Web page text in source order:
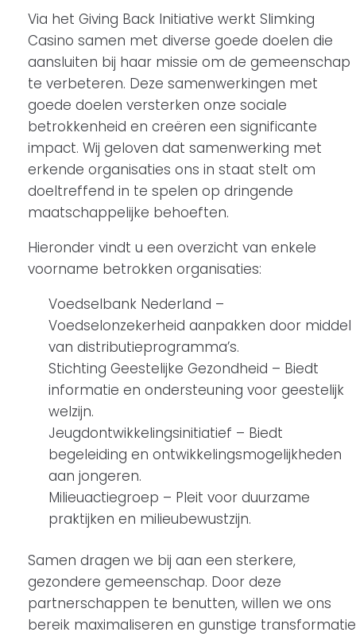
Via het Giving Back Initiative werkt Slimking
Casino samen met diverse goede doelen die
aansluiten bij haar missie om de gemeenschap
te verbeteren. Deze samenwerkingen met
goede doelen versterken onze sociale
betrokkenheid en creëren een significante
impact. Wij geloven dat samenwerking met
erkende organisaties ons in staat stelt om
doeltreffend in te spelen op dringende
maatschappelijke behoeften.
Hieronder vindt u een overzicht van enkele
voorname betrokken organisaties:
Voedselbank Nederland –
Voedselonzekerheid aanpakken door middel
van distributieprogramma’s.
Stichting Geestelijke Gezondheid – Biedt
informatie en ondersteuning voor geestelijk
welzijn.
Jeugdontwikkelingsinitiatief – Biedt
begeleiding en ontwikkelingsmogelijkheden
aan jongeren.
Milieuactiegroep – Pleit voor duurzame
praktijken en milieubewustzijn.
Samen dragen we bij aan een sterkere,
gezondere gemeenschap. Door deze
partnerschappen te benutten, willen we ons
bereik maximaliseren en gunstige transformatie